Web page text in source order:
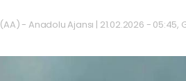
(AA) - Anadolu Ajansı | 21.02.2026 - 05:45,